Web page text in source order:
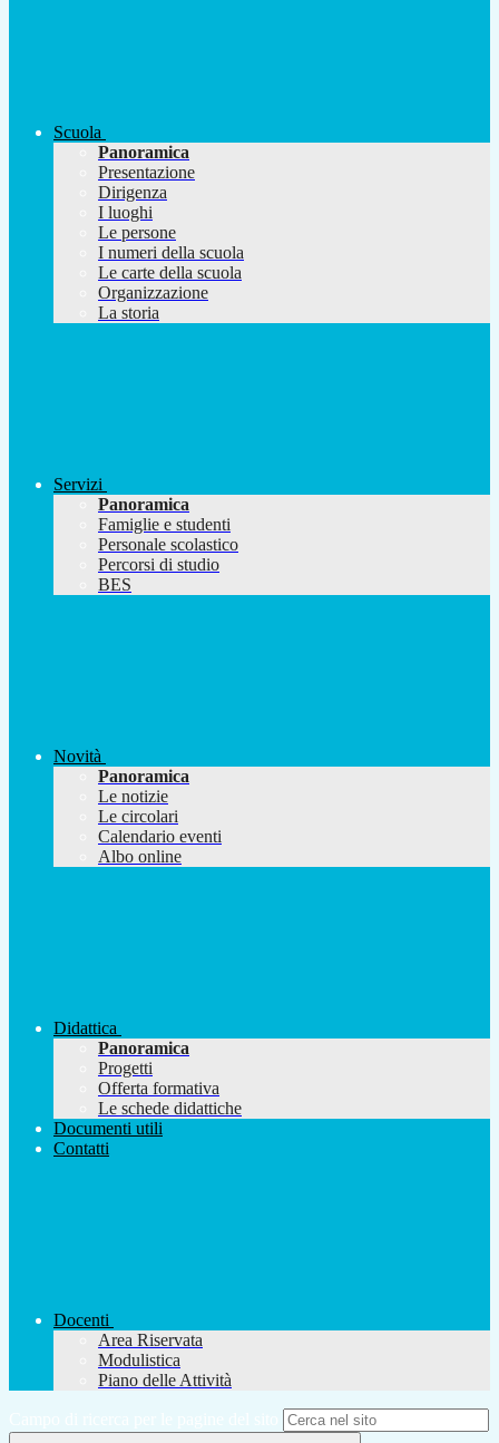
Scuola
Panoramica
Presentazione
Dirigenza
I luoghi
Le persone
I numeri della scuola
Le carte della scuola
Organizzazione
La storia
Servizi
Panoramica
Famiglie e studenti
Personale scolastico
Percorsi di studio
BES
Novità
Panoramica
Le notizie
Le circolari
Calendario eventi
Albo online
Didattica
Panoramica
Progetti
Offerta formativa
Le schede didattiche
Documenti utili
Contatti
Docenti
Area Riservata
Modulistica
Piano delle Attività